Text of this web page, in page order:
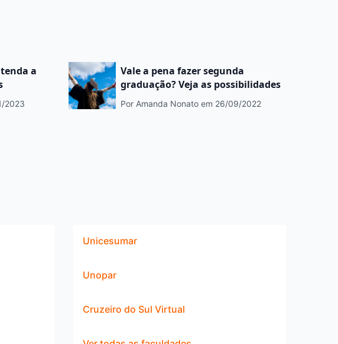
a
2023
Vale a pena fazer segunda
graduação? Veja as possibilidades
Por Amanda Nonato em 26/09/2022
Unicesumar
Unopar
Cruzeiro do Sul Virtual